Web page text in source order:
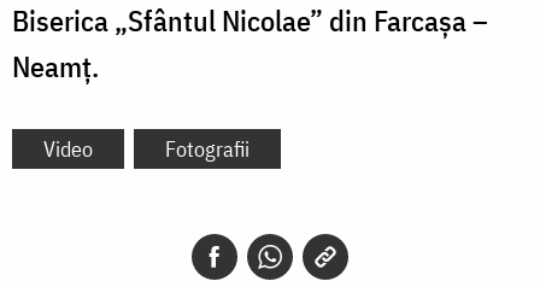
Biserica „Sfântul Nicolae” din Farcașa –
Neamț.
Video Fotografii